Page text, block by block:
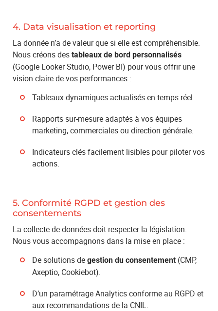
4. Data visualisation et reporting
La donnée n’a de valeur que si elle est compréhensible.
Nous créons destableaux de bord personnalisés
(Google Looker Studio, Power BI) pour vous offrir une
vision claire de vos performances :
Tableaux dynamiques actualisés en temps réel.
Rapports sur-mesure adaptés à vos équipes
marketing, commerciales ou direction générale.
Indicateurs clés facilement lisibles pour piloter vos
actions.
5. Conformité RGPD et gestion des
consentements
La collecte de données doit respecter la législation.
Nous vous accompagnons dans la mise en place :
De solutions degestion du consentement (CMP,
Axeptio, Cookiebot).
D’un paramétrage Analytics conforme au RGPD et
aux recommandations de la CNIL.